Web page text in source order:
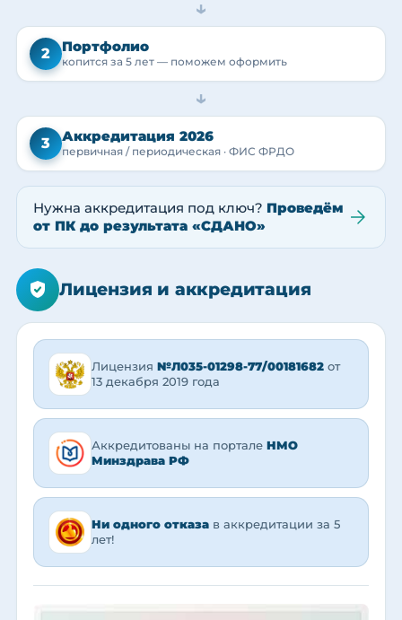
→
2 Портфолио
копится за 5 лет — поможем оформить
→
3 Аккредитация 2026
первичная / периодическая · ФИС ФРДО
Нужна аккредитация под ключ? Проведём
от ПК до результата «СДАНО»
Лицензия и аккредитация
Лицензия №Л035-01298-77/00181682 от
13 декабря 2019 года
Аккредитованы на портале НМО
Минздрава РФ
Ни одного отказа в аккредитации за 5
лет!